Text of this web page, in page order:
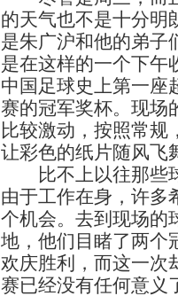
的天气也不是十分明
是朱广沪和他的弟子
是在这样的一个下午
中国足球史上第一座
赛的冠军奖杯。现场
比较激动，按照常规
让彩色的纸片随风飞
比不上以往那些球
由于工作在身，许多
个机会。去到现场的
地，他们目睹了两个
欢庆胜利，而这一次
赛已经没有任何意义